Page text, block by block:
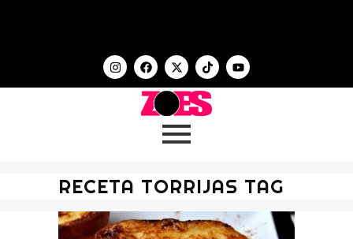
RECETA TORRIJAS TAG